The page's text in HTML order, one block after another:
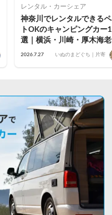
レンタル・カーシェア
神奈川でレンタルできる
トOKのキャンピングカー
選｜横浜・川崎・厚木海老
名・藤沢茅ヶ崎・小田原
2026.7.27 いぬのまどぐち｜片寄